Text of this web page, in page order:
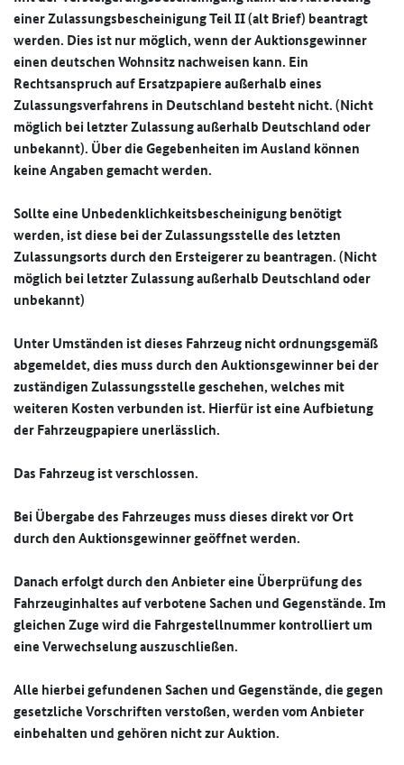
einer Zulassungsbescheinigung Teil II (alt Brief) beantragt
werden. Dies ist nur möglich, wenn der Auktionsgewinner
einen deutschen Wohnsitz nachweisen kann. Ein
Rechtsanspruch auf Ersatzpapiere außerhalb eines
Zulassungsverfahrens in Deutschland besteht nicht. (Nicht
möglich bei letzter Zulassung außerhalb Deutschland oder
unbekannt). Über die Gegebenheiten im Ausland können
keine Angaben gemacht werden.
Sollte eine Unbedenklichkeitsbescheinigung benötigt
werden, ist diese bei der Zulassungsstelle des letzten
Zulassungsorts durch den Ersteigerer zu beantragen. (Nicht
möglich bei letzter Zulassung außerhalb Deutschland oder
unbekannt)
Unter Umständen ist dieses Fahrzeug nicht ordnungsgemäß
abgemeldet, dies muss durch den Auktionsgewinner bei der
zuständigen Zulassungsstelle geschehen, welches mit
weiteren Kosten verbunden ist. Hierfür ist eine Aufbietung
der Fahrzeugpapiere unerlässlich.
Das Fahrzeug ist verschlossen.
Bei Übergabe des Fahrzeuges muss dieses direkt vor Ort
durch den Auktionsgewinner geöffnet werden.
Danach erfolgt durch den Anbieter eine Überprüfung des
Fahrzeuginhaltes auf verbotene Sachen und Gegenstände. Im
gleichen Zuge wird die Fahrgestellnummer kontrolliert um
eine Verwechselung auszuschließen.
Alle hierbei gefundenen Sachen und Gegenstände, die gegen
gesetzliche Vorschriften verstoßen, werden vom Anbieter
einbehalten und gehören nicht zur Auktion.